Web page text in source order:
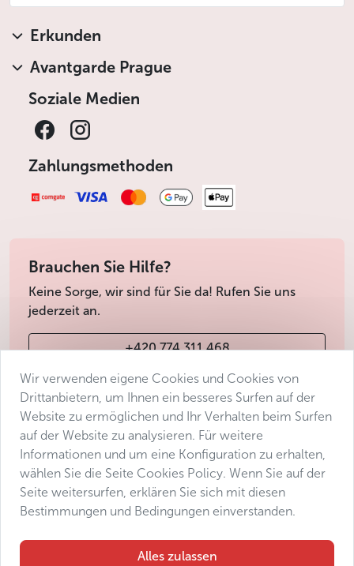
Erkunden
Avantgarde Prague
Soziale Medien
Zahlungsmethoden
Brauchen Sie Hilfe?
Keine Sorge, wir sind für Sie da! Rufen Sie uns
jederzeit an.
+420 774 311 468
info@avantgarde-prague.cz
Geschäftsbedingungen
Datenschutz
Barrierefreiheitserklärung
Manage consent
Wir verwenden eigene Cookies und Cookies von
Drittanbietern, um Ihnen ein besseres Surfen auf der
Website zu ermöglichen und Ihr Verhalten beim Surfen
auf der Website zu analysieren. Für weitere
Informationen und um eine Konfiguration zu erhalten,
wählen Sie die Seite Cookies Policy. Wenn Sie auf der
Seite weitersurfen, erklären Sie sich mit diesen
Bestimmungen und Bedingungen einverstanden.
Alles zulassen